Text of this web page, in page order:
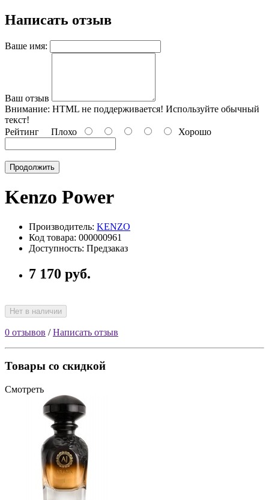
Написать отзыв
Ваше имя:
Ваш отзыв
Внимание: HTML не поддерживается! Используйте обычный
текст!
Рейтинг Плохо Хорошо
Продолжить
Kenzo Power
Производитель: KENZO
Код товара: 000000961
Доступность: Предзаказ
7 170 руб.
Нет в наличии
0 отзывов /Написать отзыв
Товары со скидкой
Смотреть